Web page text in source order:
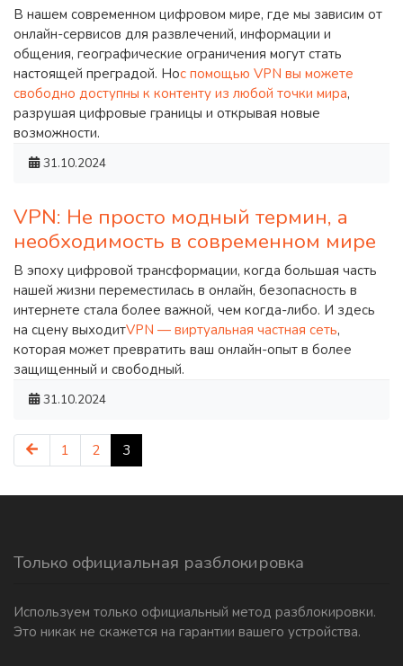
В нашем современном цифровом мире, где мы зависим от
онлайн-сервисов для развлечений, информации и
общения, географические ограничения могут стать
настоящей преградой. Нос помощью VPN вы можете
свободно доступны к контенту из любой точки мира,
разрушая цифровые границы и открывая новые
возможности.
31.10.2024
VPN: Не просто модный термин, а
необходимость в современном мире
В эпоху цифровой трансформации, когда большая часть
нашей жизни переместилась в онлайн, безопасность в
интернете стала более важной, чем когда-либо. И здесь
на сцену выходитVPN — виртуальная частная сеть,
которая может превратить ваш онлайн-опыт в более
защищенный и свободный.
31.10.2024
1 2 3
Только официальная разблокировка
Используем только официальный метод разблокировки.
Это никак не скажется на гарантии вашего устройства.